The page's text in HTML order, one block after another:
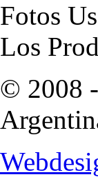
Fotos
Los
© 2008